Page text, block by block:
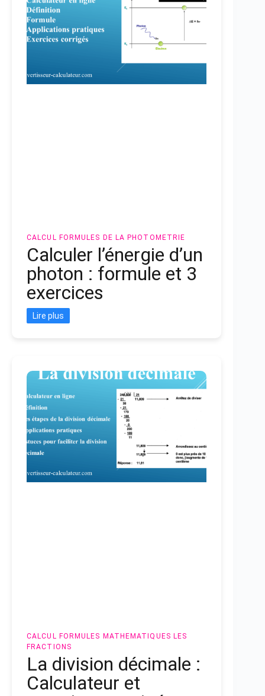
CALCUL FORMULES DE LA PHOTOMETRIE
Calculer l’énergie d’un
photon : formule et 3
exercices
Lire plus
CALCUL FORMULES MATHEMATIQUES LES
FRACTIONS
La division décimale :
Calculateur et